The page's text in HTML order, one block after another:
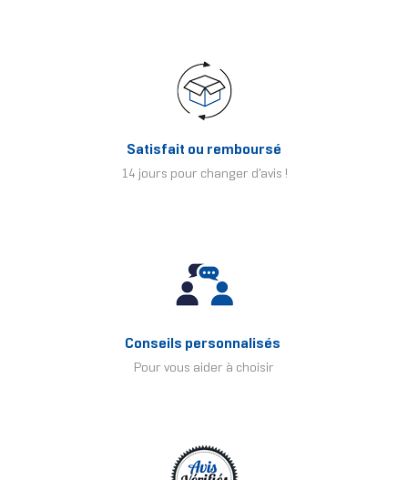
Satisfait ou remboursé
14 jours pour changer d'avis !
Conseils personnalisés
Pour vous aider à choisir